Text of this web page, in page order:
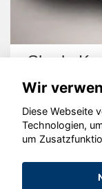
Skoda
©
Wir
Diese Webseite
Technologien,
um